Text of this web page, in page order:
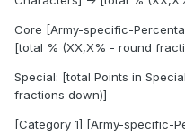
Core [Army-specific-
[total % (XX,X% - round
Special: [total Points in
fractions down)]
[Category 1] [Army-specific-